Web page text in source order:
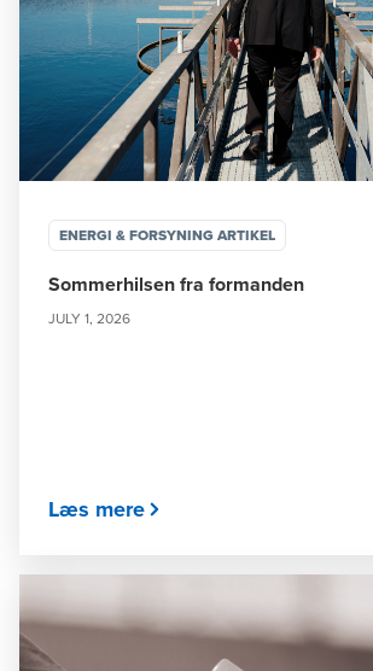
ENERGI & FORSYNING ARTIKEL
Sommerhilsen fra formanden
JULY 1, 2026
Læs mere